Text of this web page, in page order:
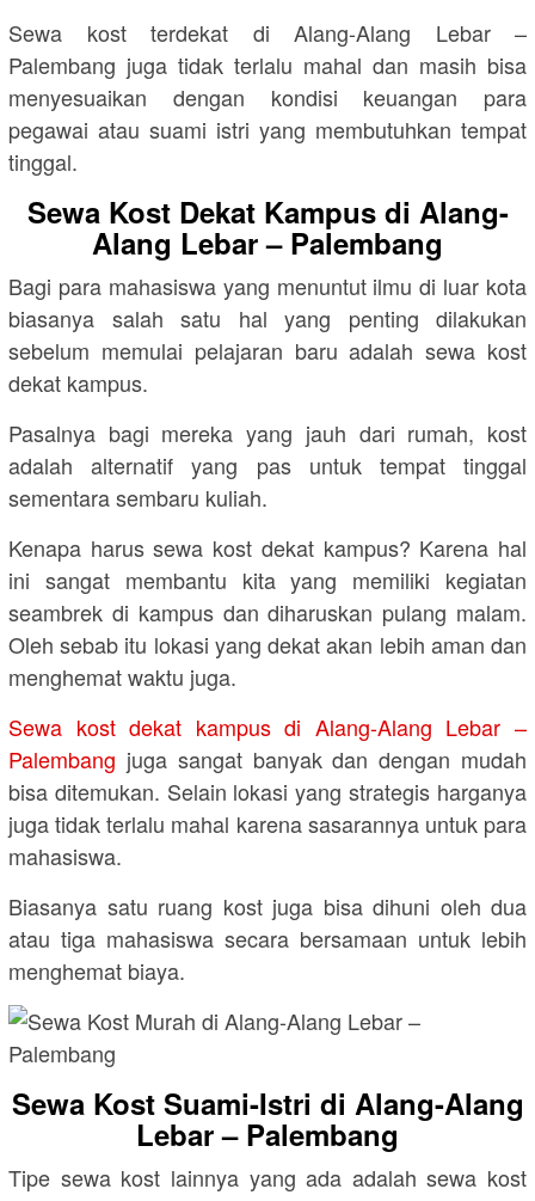
Sewa kost terdekat di Alang-Alang Lebar –
Palembang juga tidak terlalu mahal dan masih bisa
menyesuaikan dengan kondisi keuangan para
pegawai atau suami istri yang membutuhkan tempat
tinggal.
Sewa Kost Dekat Kampus di Alang-
Alang Lebar – Palembang
Bagi para mahasiswa yang menuntut ilmu di luar kota
biasanya salah satu hal yang penting dilakukan
sebelum memulai pelajaran baru adalah sewa kost
dekat kampus.
Pasalnya bagi mereka yang jauh dari rumah, kost
adalah alternatif yang pas untuk tempat tinggal
sementara sembaru kuliah.
Kenapa harus sewa kost dekat kampus? Karena hal
ini sangat membantu kita yang memiliki kegiatan
seambrek di kampus dan diharuskan pulang malam.
Oleh sebab itu lokasi yang dekat akan lebih aman dan
menghemat waktu juga.
Sewa kost dekat kampus di Alang-Alang Lebar –
Palembang juga sangat banyak dan dengan mudah
bisa ditemukan. Selain lokasi yang strategis harganya
juga tidak terlalu mahal karena sasarannya untuk para
mahasiswa.
Biasanya satu ruang kost juga bisa dihuni oleh dua
atau tiga mahasiswa secara bersamaan untuk lebih
menghemat biaya.
Sewa Kost Suami-Istri di Alang-Alang
Lebar – Palembang
Tipe sewa kost lainnya yang ada adalah sewa kost